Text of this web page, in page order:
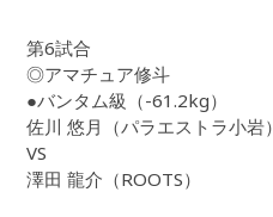
第6試合
◎アマチュア修斗
●バンタム級（-61.2kg）
佐川 悠月（パラエストラ小岩）
VS
澤田 龍介（ROOTS）